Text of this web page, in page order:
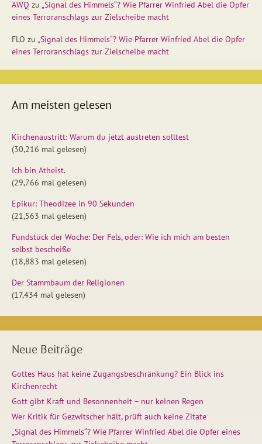
AWQ zu „Signal des Himmels“? Wie Pfarrer Winfried Abel die Opfer
eines Terroranschlags zur Zielscheibe macht
FLO zu „Signal des Himmels“? Wie Pfarrer Winfried Abel die Opfer
eines Terroranschlags zur Zielscheibe macht
Am meisten gelesen
Kirchenaustritt: Warum du jetzt austreten solltest
(30,216 mal gelesen)
Ich bin Atheist.
(29,766 mal gelesen)
Epikur: Theodizee in 90 Sekunden
(21,563 mal gelesen)
Fundstück der Woche: Der Fels, oder: Wie ich mich am besten
selbst bescheiße
(18,883 mal gelesen)
Der Stammbaum der Religionen
(17,434 mal gelesen)
Neue Beiträge
Gottes Haus hat keine Zugangsbeschränkung? Ein Blick ins
Kirchenrecht
Gott gibt Kraft und Besonnenheit – nur keinen Regen
Wer Kritik für Gezwitscher hält, prüft auch keine Zitate
„Signal des Himmels“? Wie Pfarrer Winfried Abel die Opfer eines